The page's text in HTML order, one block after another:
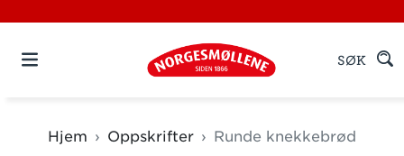
SØK
Hjem Oppskrifter Runde knekkebrød